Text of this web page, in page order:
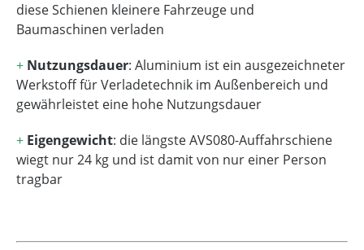
diese Schienen kleinere Fahrzeuge und
Baumaschinen verladen
+ Nutzungsdauer: Aluminium ist ein ausgezeichneter
Werkstoff für Verladetechnik im Außenbereich und
gewährleistet eine hohe Nutzungsdauer
+ Eigengewicht: die längste AVS080-Auffahrschiene
wiegt nur 24 kg und ist damit von nur einer Person
tragbar